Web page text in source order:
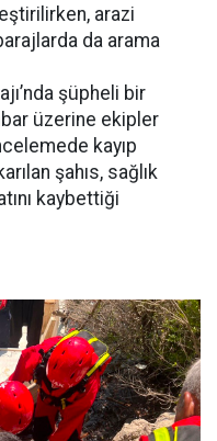
arazi
da arama
şüpheli bir
üzerine ekipler
kayıp
şahıs, sağlık
kaybettiği